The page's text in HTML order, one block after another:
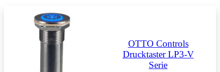
OTTO Controls
Drucktaster LP3-V
Serie